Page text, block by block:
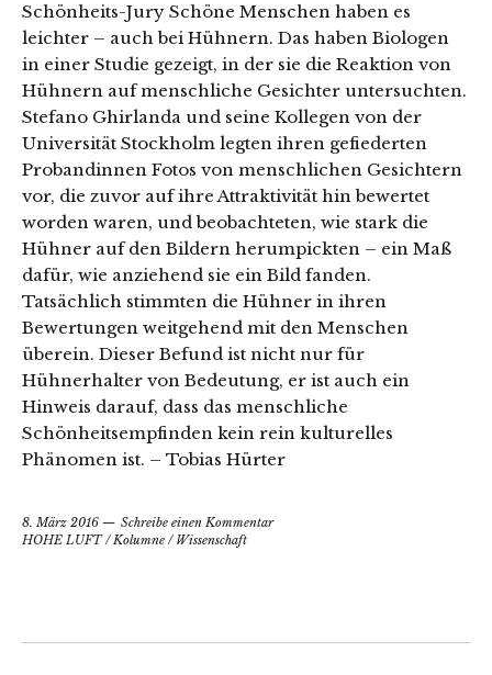
Schönheits-Jury Schöne Menschen haben es
leichter – auch bei Hühnern. Das haben Biologen
in einer Studie gezeigt, in der sie die Reaktion von
Hühnern auf menschliche Gesichter untersuchten.
Stefano Ghirlanda und seine Kollegen von der
Universität Stockholm legten ihren gefiederten
Probandinnen Fotos von menschlichen Gesichtern
vor, die zuvor auf ihre Attraktivität hin bewertet
worden waren, und beobachteten, wie stark die
Hühner auf den Bildern herumpickten – ein Maß
dafür, wie anziehend sie ein Bild fanden.
Tatsächlich stimmten die Hühner in ihren
Bewertungen weitgehend mit den Menschen
überein. Dieser Befund ist nicht nur für
Hühnerhalter von Bedeutung, er ist auch ein
Hinweis darauf, dass das menschliche
Schönheitsempfinden kein rein kulturelles
Phänomen ist. – Tobias Hürter
8. März 2016
Schreibe einen Kommentar
HOHE LUFT/Kolumne / Wissenschaft